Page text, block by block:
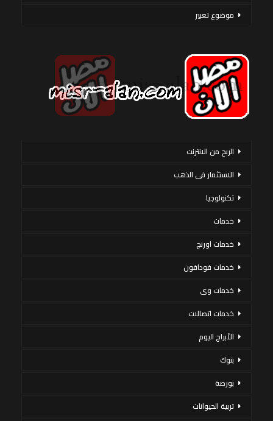
موضوع تعبير
الربح من الانترنت
الاستثمار فى الذهب
تكنولوجيا
خدمات
خدمات اورنج
خدمات فودافون
خدمات وى
خدمات اتصالات
الأبراج اليوم
بنوك
بورصة
تربية الحيوانات